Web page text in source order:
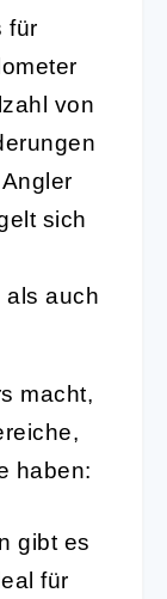
für
von
sich
als auch
macht,
haben:
gibt es
für